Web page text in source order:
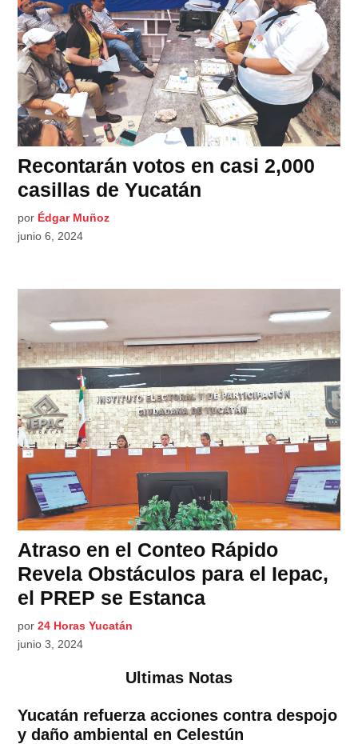
Recontarán votos en casi 2,000
casillas de Yucatán
por Édgar Muñoz
junio 6, 2024
Atraso en el Conteo Rápido
Revela Obstáculos para el Iepac,
el PREP se Estanca
por 24 Horas Yucatán
junio 3, 2024
Ultimas Notas
Yucatán refuerza acciones contra despojo
y daño ambiental en Celestún